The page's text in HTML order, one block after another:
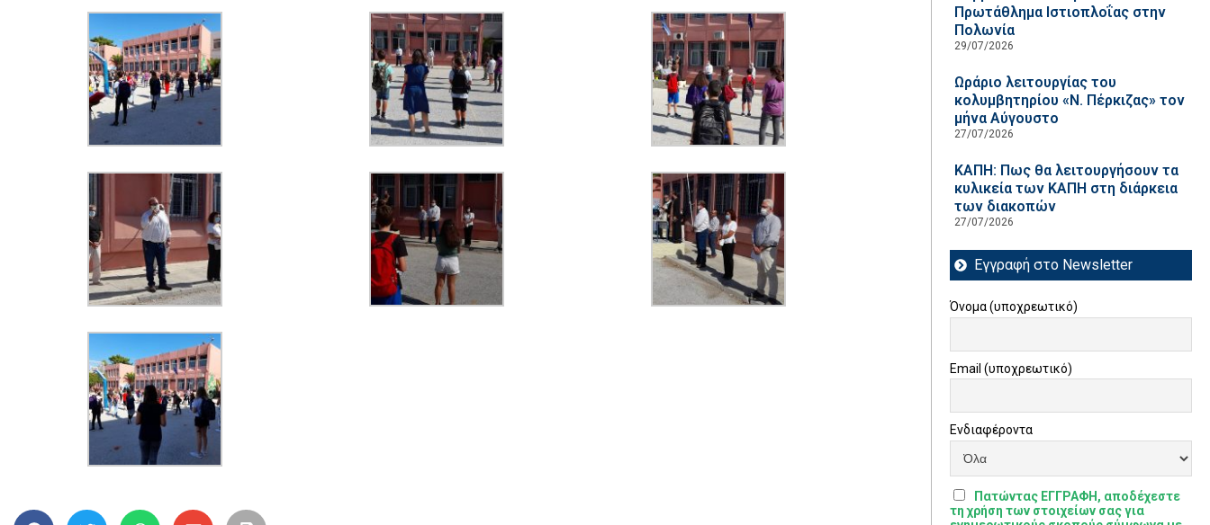
Πρωτάθλημα Ιστιοπλοΐας στην
Πολωνία
29/07/2026
Ωράριο λειτουργίας του
κολυμβητηρίου «Ν. Πέρκιζας» τον
μήνα Αύγουστο
27/07/2026
ΚΑΠΗ: Πως θα λειτουργήσουν τα
κυλικεία των ΚΑΠΗ στη διάρκεια
των διακοπών
27/07/2026
Εγγραφή στο Newsletter
Όνομα (υποχρεωτικό)
Email (υποχρεωτικό)
Ενδιαφέροντα
Πατώντας ΕΓΓΡΑΦΗ, αποδέχεστε
τη χρήση των στοιχείων σας για